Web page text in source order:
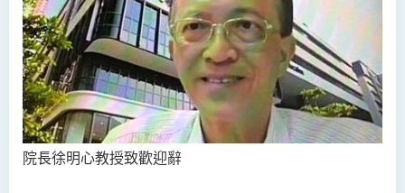
院長徐明心教授致歡迎辭